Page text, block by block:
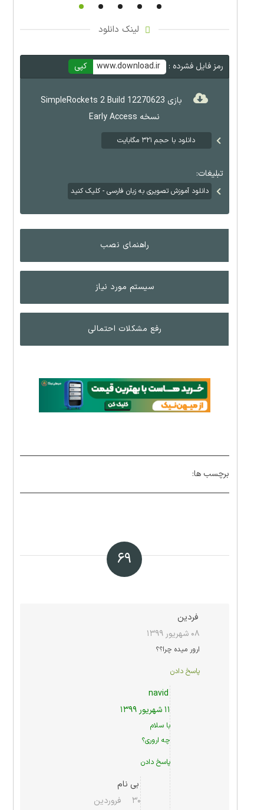
لینک دانلود
رمز فایل فشرده : www.download.ir کپی
بازی SimpleRockets 2 Build 12270623
نسخه Early Access
دانلود با حجم ۳۲۱ مگابایت
تبلیغات:
دانلود آموزش تصویری به زبان فارسی - کلیک کنید
راهنمای نصب
سیستم مورد نیاز
رفع مشکلات احتمالی
برچسب ها:
۶۹
فردین
۰۸ شهریور ۱۳۹۹
ارور میده چرا؟؟
پاسخ دادن
navid
۱۱ شهریور ۱۳۹۹
با سلام
چه اروری؟
پاسخ دادن
بی نام
۳۰ فروردین